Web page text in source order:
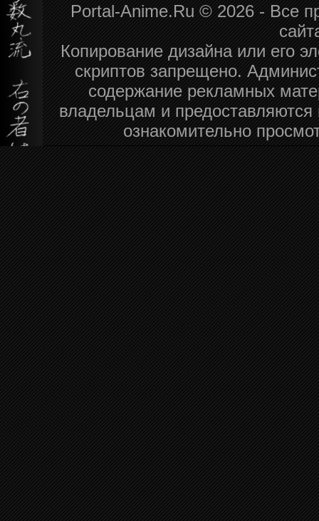
Portal-Anime.Ru © 2026 - Все
Копирование дизайна или его
скриптов запрещено.
содержание рекламных
владельцам и
ознакомительно